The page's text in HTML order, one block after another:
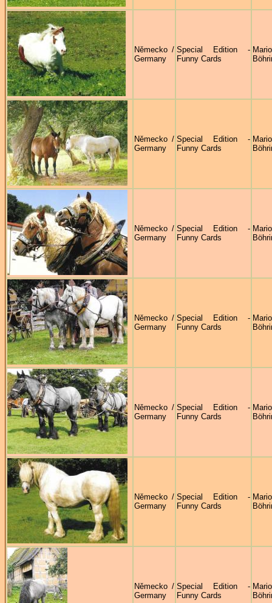
Německo /
Germany
Special Edition -
Funny Cards
Německo /
Germany
Special Edition -
Funny Cards
Německo /
Germany
Special Edition -
Funny Cards
Německo /
Germany
Special Edition -
Funny Cards
Německo /
Germany
Special Edition -
Funny Cards
Německo /
Germany
Special Edition -
Funny Cards
Německo /
Germany
Special Edition -
Funny Cards